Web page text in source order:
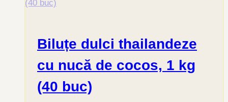
Biluțe dulci thailandeze
cu nucă de cocos, 1 kg
(40 buc)